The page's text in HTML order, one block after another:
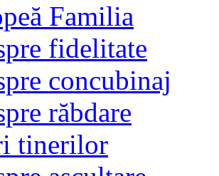
Familia
fidelitate
concubinaj
răbdare
tinerilor